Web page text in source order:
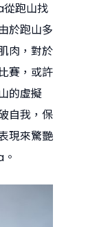
從跑山找
於跑山多
肉，對於
賽，或許
的虛擬
自我，保
現來驚艷